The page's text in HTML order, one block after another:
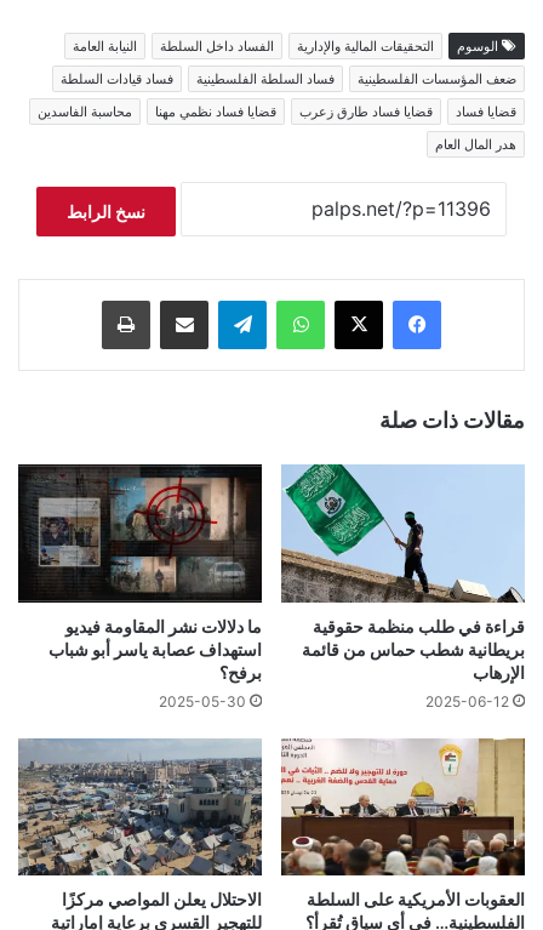
الوسوم التحقيقات المالية والإدارية الفساد داخل السلطة
النيابة العامة
ضعف المؤسسات الفلسطينية
فساد السلطة الفلسطينية
فساد قيادات السلطة
قضايا فساد
قضايا فساد طارق زعرب قضايا فساد نظمي مهنا
محاسبة الفاسدين
هدر المال العام
نسخ الرابط
فيسبوك ‫X واتساب تيلقرام مشاركة عبر البريد طباعة
مقالات ذات صلة
قراءة في طلب منظمة حقوقية
بريطانية شطب حماس من قائمة
الإرهاب
2025-06-12
ما دلالات نشر المقاومة فيديو
استهداف عصابة ياسر أبو شباب
برفح؟
2025-05-30
العقوبات الأمريكية على السلطة
الفلسطينية… في أي سياق تُقرأ؟
الاحتلال يعلن المواصي مركزًا
للتهجير القسري برعاية إماراتية